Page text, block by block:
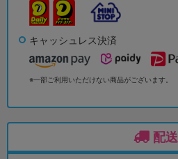
キャッシュレス決済
※一部ご利用いただけない商品がございます。
配送